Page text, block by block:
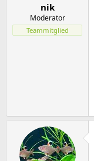
nik
Moderator
Teammitglied